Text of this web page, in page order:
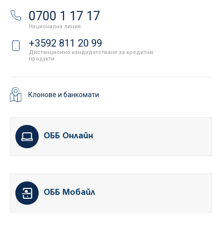
0700 1 17 17
Национална линия
+3592 811 20 99
Дистанционно кандидатстване за кредитни
продукти
Клонове и банкомати
ОББ Онлайн
ОББ Мобайл